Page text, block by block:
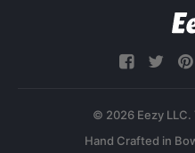
© 2026 Eezy